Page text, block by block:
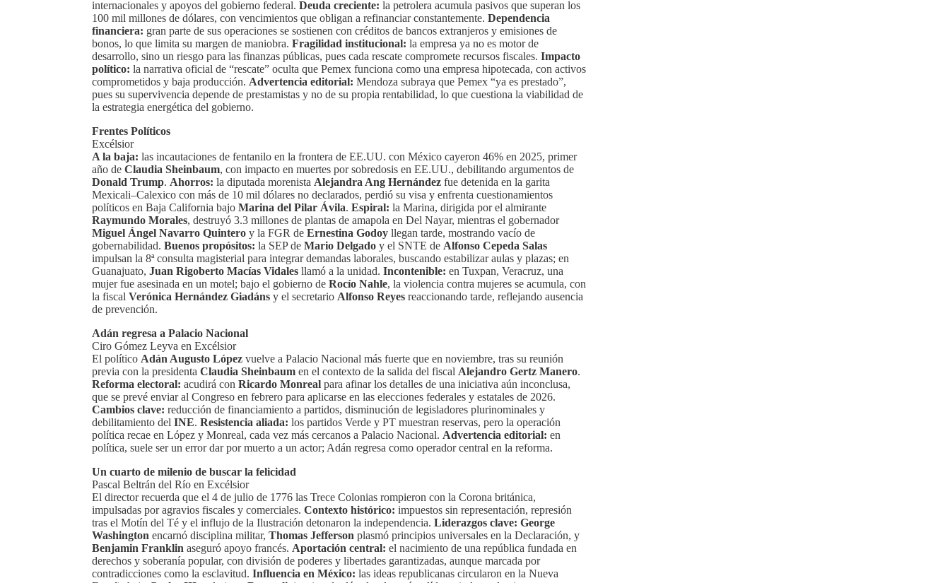
internacionales y apoyos del gobierno federal. Deuda creciente: la petrolera acumula pasivos que superan los
100 mil millones de dólares, con vencimientos que obligan a refinanciar constantemente. Dependencia
financiera: gran parte de sus operaciones se sostienen con créditos de bancos extranjeros y emisiones de
bonos, lo que limita su margen de maniobra. Fragilidad institucional: la empresa ya no es motor de
desarrollo, sino un riesgo para las finanzas públicas, pues cada rescate compromete recursos fiscales. Impacto
político: la narrativa oficial de “rescate” oculta que Pemex funciona como una empresa hipotecada, con activos
comprometidos y baja producción. Advertencia editorial: Mendoza subraya que Pemex “ya es prestado”,
pues su supervivencia depende de prestamistas y no de su propia rentabilidad, lo que cuestiona la viabilidad de
la estrategia energética del gobierno.
Frentes Políticos
Excélsior
A la baja: las incautaciones de fentanilo en la frontera de EE.UU. con México cayeron 46% en 2025, primer
año de Claudia Sheinbaum, con impacto en muertes por sobredosis en EE.UU., debilitando argumentos de
Donald Trump. Ahorros: la diputada morenista Alejandra Ang Hernández fue detenida en la garita
Mexicali–Calexico con más de 10 mil dólares no declarados, perdió su visa y enfrenta cuestionamientos
políticos en Baja California bajo Marina del Pilar Ávila. Espiral: la Marina, dirigida por el almirante
Raymundo Morales, destruyó 3.3 millones de plantas de amapola en Del Nayar, mientras el gobernador
Miguel Ángel Navarro Quintero y la FGR de Ernestina Godoy llegan tarde, mostrando vacío de
gobernabilidad. Buenos propósitos: la SEP de Mario Delgado y el SNTE de Alfonso Cepeda Salas
impulsan la 8ª consulta magisterial para integrar demandas laborales, buscando estabilizar aulas y plazas; en
Guanajuato, Juan Rigoberto Macías Vidales llamó a la unidad. Incontenible: en Tuxpan, Veracruz, una
mujer fue asesinada en un motel; bajo el gobierno de Rocío Nahle, la violencia contra mujeres se acumula, con
la fiscal Verónica Hernández Giadáns y el secretario Alfonso Reyes reaccionando tarde, reflejando ausencia
de prevención.
Adán regresa a Palacio Nacional
Ciro Gómez Leyva en Excélsior
El político Adán Augusto López vuelve a Palacio Nacional más fuerte que en noviembre, tras su reunión
previa con la presidenta Claudia Sheinbaum en el contexto de la salida del fiscal Alejandro Gertz Manero.
Reforma electoral: acudirá con Ricardo Monreal para afinar los detalles de una iniciativa aún inconclusa,
que se prevé enviar al Congreso en febrero para aplicarse en las elecciones federales y estatales de 2026.
Cambios clave: reducción de financiamiento a partidos, disminución de legisladores plurinominales y
debilitamiento del INE. Resistencia aliada: los partidos Verde y PT muestran reservas, pero la operación
política recae en López y Monreal, cada vez más cercanos a Palacio Nacional. Advertencia editorial: en
política, suele ser un error dar por muerto a un actor; Adán regresa como operador central en la reforma.
Un cuarto de milenio de buscar la felicidad
Pascal Beltrán del Río en Excélsior
El director recuerda que el 4 de julio de 1776 las Trece Colonias rompieron con la Corona británica,
impulsadas por agravios fiscales y comerciales. Contexto histórico: impuestos sin representación, represión
tras el Motín del Té y el influjo de la Ilustración detonaron la independencia. Liderazgos clave: George
Washington encarnó disciplina militar, Thomas Jefferson plasmó principios universales en la Declaración, y
Benjamin Franklin aseguró apoyo francés. Aportación central: el nacimiento de una república fundada en
derechos y soberanía popular, con división de poderes y libertades garantizadas, aunque marcada por
contradicciones como la esclavitud. Influencia en México: las ideas republicanas circularon en la Nueva